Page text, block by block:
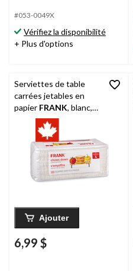
#053-0049X
Vérifiez la disponibilité
+ Plus d'options
Serviettes de table
carrées jetables en
papier FRANK, blanc,
6,5 po, paq. 500, 1
épaisseur, pour fête
d'anniversaire/Hallowe
en/Pâques/Noël
Ajouter
6,99 $